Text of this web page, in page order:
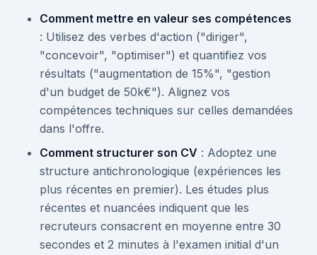
Comment mettre en valeur ses compétences
: Utilisez des verbes d'action ("diriger",
"concevoir", "optimiser") et quantifiez vos
résultats ("augmentation de 15%", "gestion
d'un budget de 50k€"). Alignez vos
compétences techniques sur celles demandées
dans l'offre.
Comment structurer son CV : Adoptez une
structure antichronologique (expériences les
plus récentes en premier). Les études plus
récentes et nuancées indiquent que les
recruteurs consacrent en moyenne entre 30
secondes et 2 minutes à l'examen initial d'un